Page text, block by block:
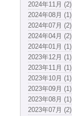
2024年11月 (2)
2024年08月 (1)
2024年07月 (2)
2024年04月 (2)
2024年01月 (1)
2023年12月 (1)
2023年11月 (1)
2023年10月 (1)
2023年09月 (1)
2023年08月 (1)
2023年07月 (2)